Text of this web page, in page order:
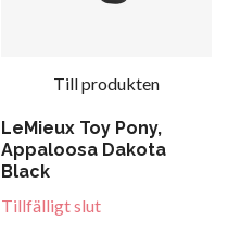
Till produkten
LeMieux Toy Pony,
Appaloosa Dakota
Black
Tillfälligt slut